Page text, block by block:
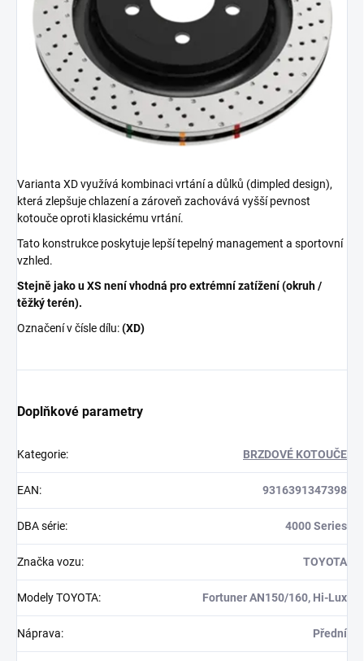
Varianta XD využívá kombinaci vrtání a důlků (dimpled design),
která zlepšuje chlazení a zároveň zachovává vyšší pevnost
kotouče oproti klasickému vrtání.
Tato konstrukce poskytuje lepší tepelný management a sportovní
vzhled.
Stejně jako u XS není vhodná pro extrémní zatížení (okruh /
těžký terén).
Označení v čísle dílu:(XD)
Doplňkové parametry
Kategorie: BRZDOVÉ KOTOUČE
EAN: 9316391347398
DBA série: 4000 Series
Značka vozu: TOYOTA
Modely TOYOTA: Fortuner AN150/160, Hi-Lux
Náprava: Přední